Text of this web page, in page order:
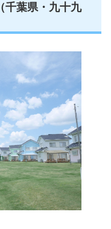
千葉県・九十九